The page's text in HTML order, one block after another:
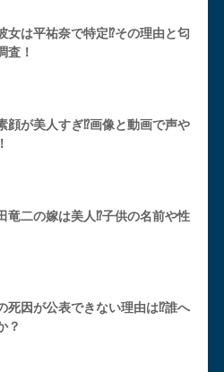
女は平祐奈で特定⁉︎その理由と匂
査！
顔が美人すぎ⁉︎画像と動画で声や
竜二の嫁は美人⁉︎子供の名前や性
死因が公表できない理由は⁉︎誰へ
？